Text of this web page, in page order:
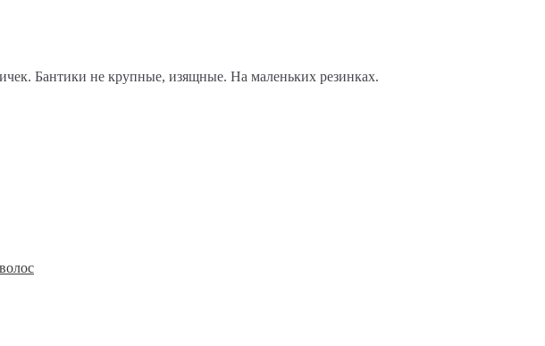
Бантики не крупные, изящные. На маленьких резинках.